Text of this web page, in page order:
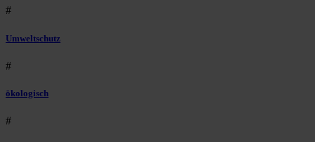
#
Umweltschutz
#
ökologisch
#